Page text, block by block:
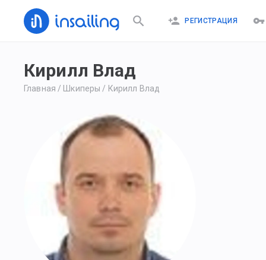
РЕГИСТРАЦИЯ
Кирилл Влад
Главная / Шкиперы / Кирилл Влад